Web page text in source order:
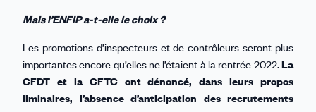
Mais l’ENFIP a-t-elle le choix ?
Les promotions d’inspecteurs et de contrôleurs seront plus
importantes encore qu’elles ne l’étaient à la rentrée 2022.La
CFDT et la CFTC ont dénoncé, dans leurs propos
liminaires, l’absence d’anticipation des recrutements